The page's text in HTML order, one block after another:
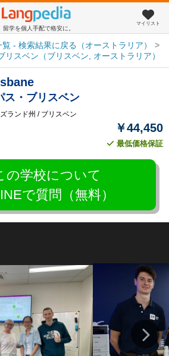
留学を個人手配で格安に。
マイリスト
覧 - 検索結果に戻る（オーストラリア）
リスベン（ブリスベン, オーストラリア）
ス・ブリスベン
ランド州 / ブリスベン
￥44,450
最低価格保証
の学校について
で質問（無料）